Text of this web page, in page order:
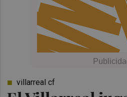
villarreal cf